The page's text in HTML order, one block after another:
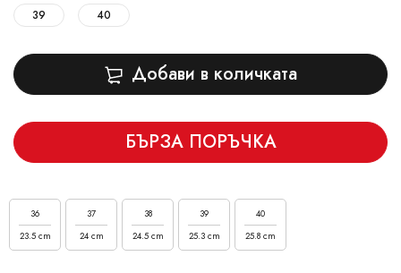
39 40
Добави в количката
БЪРЗА ПОРЪЧКА
36
23.5 cm
37
24 cm
38
24.5 cm
39
25.3 cm
40
25.8 cm